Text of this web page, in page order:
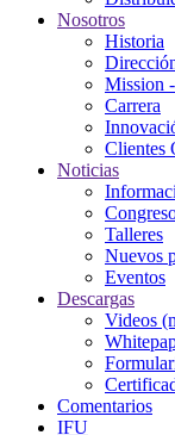
Nosotros
Historia
Mission
Carrera
Clientes
Noticias
Talleres
Nuevos
Eventos
Descargas
Videos
Comentarios
IFU